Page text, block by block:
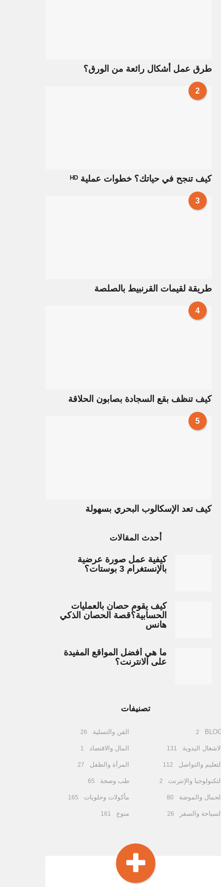
طرق عمل أشكال رائعة من الورق؟
2
كيف تنجح في حياتك؟ خطوات عملية ᴴᴰ
3
طريقة لقيمات القرنبيط بالصلصة
4
كيف تنظف بقع السجادة بصابون الحلاقة
5
كيف تعد الإسكالوب البحري بسهولة
أحدث المقالات
كيفية عمل صورة عرضية
بالإنستغرام 3 بوستات؟
كيف يقوم حصان بالعمليات
الحسابية؟قصة الحصان الذكي
هانس
ما هي أفضل المواقع المفيدة
على الانترنت؟
تصنيفات
2
الاشغال اليدوية 131
التعليم والتواصل 112
التكنولوجيا والإنترنت 2
الجمال والموضة 80
السياحة والسفر 26
الفن والتسلية 26
المال والاقتصاد 1
المرأة والطفل 27
طب وصحة 65
مأكولات وحلويات 165
منوع 161